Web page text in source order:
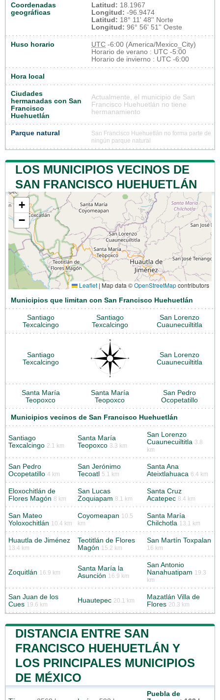
Coordenadas
geográficas
Latitud: 18.1967
Longitud: -96.9474
Latitud: 18° 11' 48'' Norte
Longitud: 96° 56' 51'' Oeste
Huso horario UTC -6:00 (America/Mexico_City)
Horario de verano : UTC -5:00
Horario de invierno : UTC -6:00
Hora local
Ciudades
hermanadas con San
Francisco
Huehuetlán
Actualmente, el municipio de San
Francisco Huehuetlán no tiene
hermanamiento
Parque natural
San Francisco Huehuetlán no forma parte de
ningún parque natural
LOS MUNICIPIOS VECINOS DE
SAN FRANCISCO HUEHUETLÁN
+
−
Leaflet | Map data ©OpenStreetMapcontributors
Municipios que limitan con San Francisco Huehuetlán
Santiago
Texcalcingo
Santiago
Texcalcingo
San Lorenzo
Cuaunecuiltitla
Santiago
Texcalcingo
San Lorenzo
Cuaunecuiltitla
Santa María
Teopoxco
Santa María
Teopoxco
San Pedro
Ocopetatillo
Municipios vecinos de San Francisco Huehuetlán
Santiago
Texcalcingo 2.1 km
Santa María
Teopoxco 3.3 km
San Lorenzo
Cuaunecuiltitla 3.8
km
San Pedro
Ocopetatillo 4 km
San Jerónimo
Tecoatl
5.1 km
Santa Ana
Ateixtlahuaca 6.4 km
Eloxochitlán de
Flores Magón 8 km
San Lucas
Zoquiapam 8.1 km
Santa Cruz
Acatepec 8.4 km
San Mateo
Yoloxochitlán 10.4 km
Coyomeapan 10.5
km
Santa María
Chilchotla 13.1 km
Huautla de Jiménez
13.4 km
Teotitlán de Flores
Magón 15.2 km
San Martín Toxpalan
16 km
Zoquitlán 16.9 km
Santa María la
Asunción 16.9 km
San Antonio
Nanahuatipam 19.3
km
San Juan de los
Cues 19.6 km
Huautepec 20.1 km
Mazatlán Villa de
Flores 20.3 km
DISTANCIA ENTRE SAN
FRANCISCO HUEHUETLÁN Y
LOS PRINCIPALES MUNICIPIOS
DE MÉXICO
Puebla de